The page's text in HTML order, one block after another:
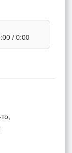
/ 0:00